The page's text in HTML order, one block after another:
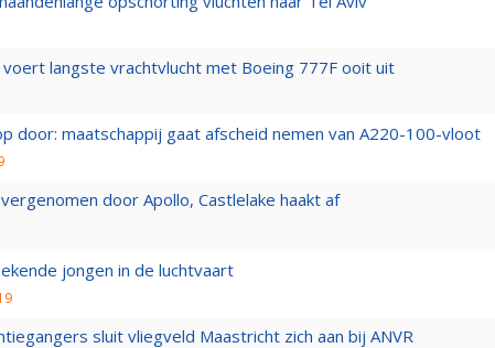
voert langste vrachtvlucht met Boeing 777F ooit uit
door: maatschappij gaat afscheid nemen van A220-100-vloot
door Apollo, Castlelake haakt af
jongen in de luchtvaart
sluit vliegveld Maastricht zich aan bij ANVR